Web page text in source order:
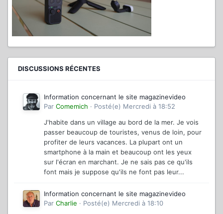
DISCUSSIONS RÉCENTES
Information concernant le site magazinevideo
Par Comemich · Posté(e) Mercredi à 18:52
J'habite dans un village au bord de la mer. Je vois
passer beaucoup de touristes, venus de loin, pour
profiter de leurs vacances. La plupart ont un
smartphone à la main et beaucoup ont les yeux
sur l'écran en marchant. Je ne sais pas ce qu'ils
font mais je suppose qu'ils ne font pas leur...
Information concernant le site magazinevideo
Par Charlie · Posté(e) Mercredi à 18:10